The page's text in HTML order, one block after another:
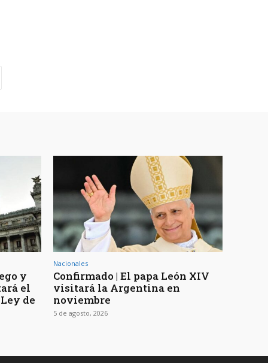
y
el
de
Nacionales
Confirmado | El papa León XIV
visitará la Argentina en
noviembre
5 de agosto, 2026